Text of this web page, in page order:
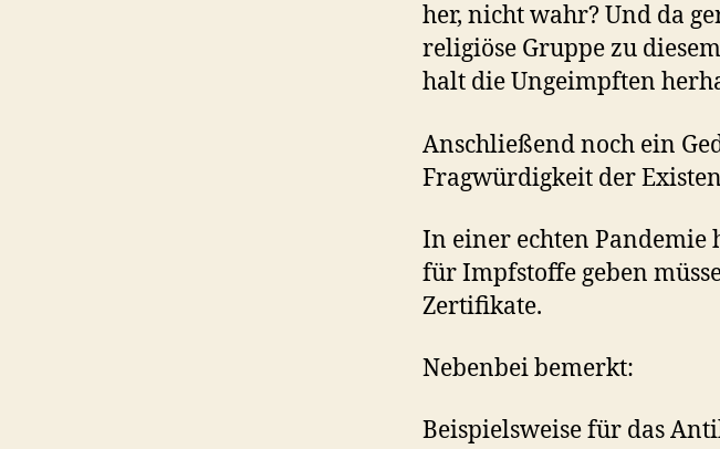
her, nicht wahr? Und da
religiöse Gruppe zu
halt die Ungeimpften
Anschließend noch ein
Fragwürdigkeit der
In einer echten Pandemie
für Impfstoffe geben
Zertifikate.
Nebenbei bemerkt:
Beispielsweise für das